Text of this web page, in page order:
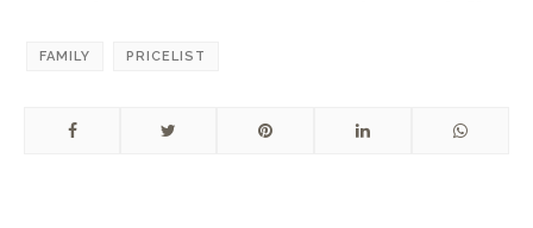
FAMILY PRICELIST